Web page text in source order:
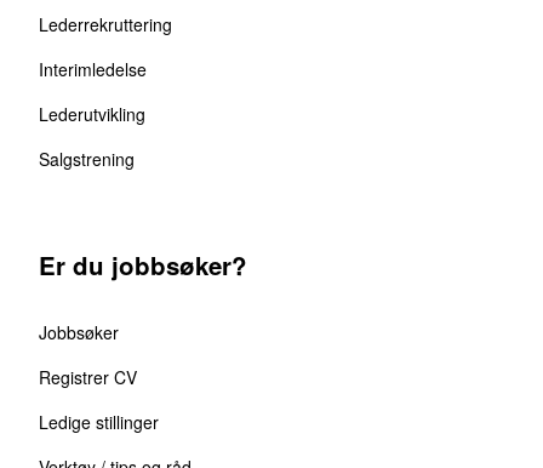
Lederrekruttering
Interimledelse
Lederutvikling
Salgstrening
Er du jobbsøker?
Jobbsøker
Registrer CV
Ledige stillinger